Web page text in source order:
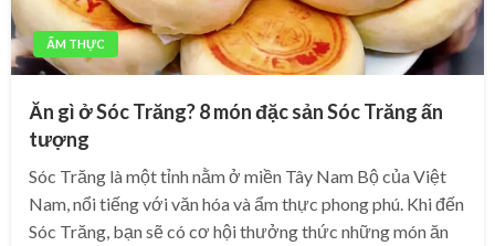
ẨM THỰC
Ăn gì ở Sóc Trăng? 8 món đặc sản Sóc Trăng ấn
tượng
Sóc Trăng là một tỉnh nằm ở miền Tây Nam Bộ của Việt
Nam, nổi tiếng với văn hóa và ẩm thực phong phú. Khi đến
Sóc Trăng, bạn sẽ có cơ hội thưởng thức những món ăn